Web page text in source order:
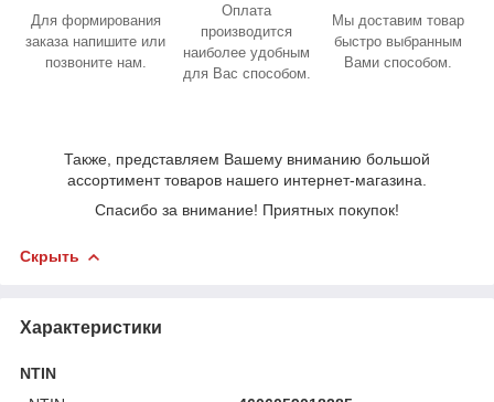
Для формирования
заказа напишите или
позвоните нам.
Оплата
производится
наиболее удобным
для Вас способом.
Мы доставим товар
быстро выбранным
Вами способом.
Также, представляем Вашему вниманию большой
ассортимент товаров нашего интернет-магазина.
Спасибо за внимание! Приятных покупок!
Скрыть
Характеристики
NTIN